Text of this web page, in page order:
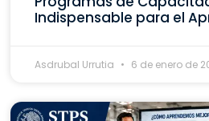
Indispensable para el
Asdrubal Urrutia 6 de enero de